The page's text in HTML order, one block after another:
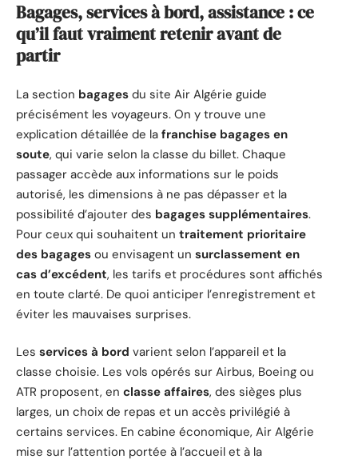
Bagages, services à bord, assistance : ce
qu’il faut vraiment retenir avant de
partir
La section bagages du site Air Algérie guide
précisément les voyageurs. On y trouve une
explication détaillée de la franchise bagages en
soute, qui varie selon la classe du billet. Chaque
passager accède aux informations sur le poids
autorisé, les dimensions à ne pas dépasser et la
possibilité d’ajouter des bagages supplémentaires.
Pour ceux qui souhaitent un traitement prioritaire
des bagages ou envisagent un surclassement en
cas d’excédent, les tarifs et procédures sont affichés
en toute clarté. De quoi anticiper l’enregistrement et
éviter les mauvaises surprises.
Les services à bord varient selon l’appareil et la
classe choisie. Les vols opérés sur Airbus, Boeing ou
ATR proposent, en classe affaires, des sièges plus
larges, un choix de repas et un accès privilégié à
certains services. En cabine économique, Air Algérie
mise sur l’attention portée à l’accueil et à la